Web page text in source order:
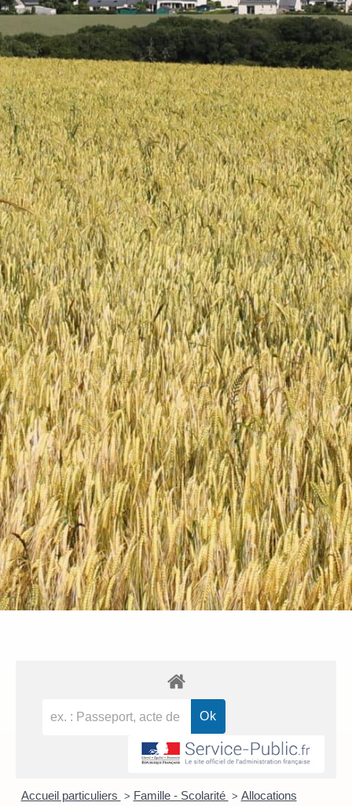
Accueil particuliers > Famille - Scolarité > Allocations